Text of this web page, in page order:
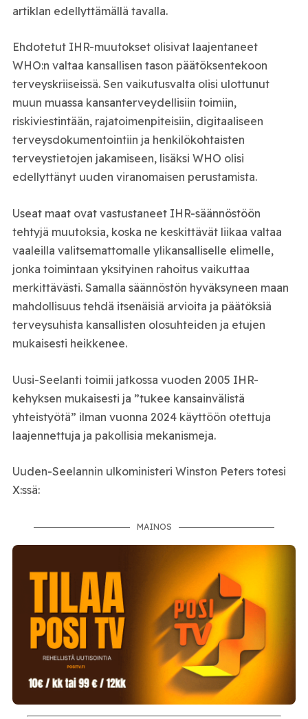
artiklan edellyttämällä tavalla.
Ehdotetut IHR-muutokset olisivat laajentaneet
WHO:n valtaa kansallisen tason päätöksentekoon
terveyskriiseissä. Sen vaikutusvalta olisi ulottunut
muun muassa kansanterveydellisiin toimiin,
riskiviestintään, rajatoimenpiteisiin, digitaaliseen
terveysdokumentointiin ja henkilökohtaisten
terveystietojen jakamiseen, lisäksi WHO olisi
edellyttänyt uuden viranomaisen perustamista.
Useat maat ovat vastustaneet IHR-säännöstöön
tehtyjä muutoksia, koska ne keskittävät liikaa valtaa
vaaleilla valitsemattomalle ylikansalliselle elimelle,
jonka toimintaan yksityinen rahoitus vaikuttaa
merkittävästi. Samalla säännöstön hyväksyneen maan
mahdollisuus tehdä itsenäisiä arvioita ja päätöksiä
terveysuhista kansallisten olosuhteiden ja etujen
mukaisesti heikkenee.
Uusi-Seelanti toimii jatkossa vuoden 2005 IHR-
kehyksen mukaisesti ja ”tukee kansainvälistä
yhteistyötä” ilman vuonna 2024 käyttöön otettuja
laajennettuja ja pakollisia mekanismeja.
Uuden-Seelannin ulkoministeri Winston Peters totesi
X:ssä:
MAINOS